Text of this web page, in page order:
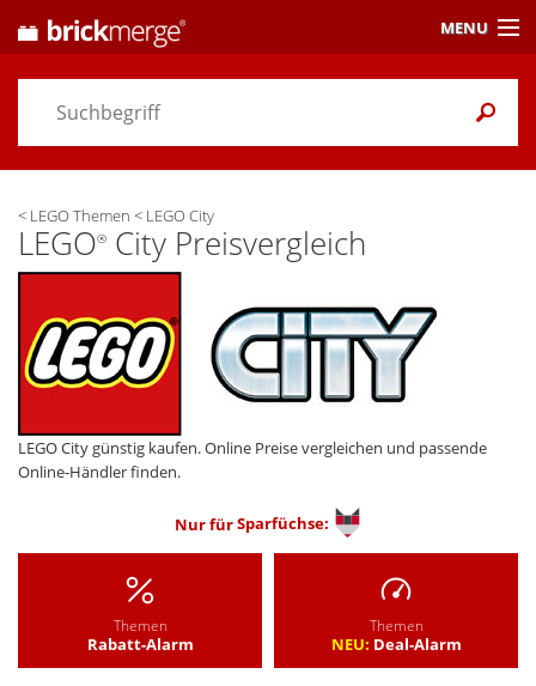
< LEGO Themen < LEGO City
LEGO® City Preisvergleich
LEGO City günstig kaufen. Online Preise vergleichen und passende
Online-Händler finden.
Nur fürSparfüchse:
Themen
Rabatt-Alarm
Themen
NEU: Deal-Alarm
MENU
Preisvergleich
Themen/ Händler
Alarme& Wunschlisten
Einstellungen